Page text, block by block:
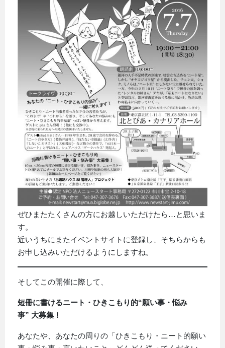
ぜひまたたくさんの方にお越しいただけたら…と思いま
す。
近いうちにまたイベントサイトに登録し、そちらからも
お申し込みいただけるようにしますね。
そしてこの開催に際して、
短冊に書けるニート・ひきこもり的“願い事・悩み
事” 大募集！
あなたや、あなたの周りの「ひきこもり・ニート的願い